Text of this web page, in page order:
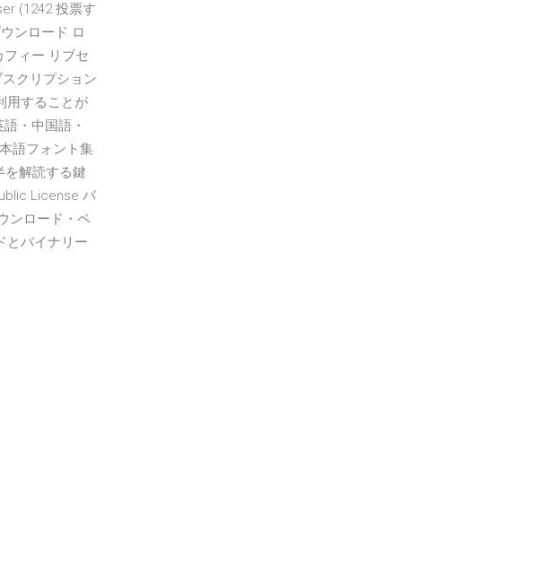
(1242 投票す
ンロード ロ
ィー リブセ
クリプション
用することが
・中国語・
語フォント集
を解読する鍵
License バ
ンロード・ペ
とバイナリー